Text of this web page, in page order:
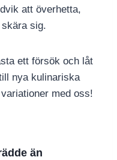
att överhetta,
sig.
ett försök och låt
nya kulinariska
med oss!
än